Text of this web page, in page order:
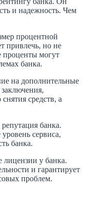
и надежность. Чем
процентной
привлечь, но не
проценты могут
банка.
на дополнительные
средств, а
банка.
сервиса,
банка.
лицензии у банка.
и гарантирует
проблем.